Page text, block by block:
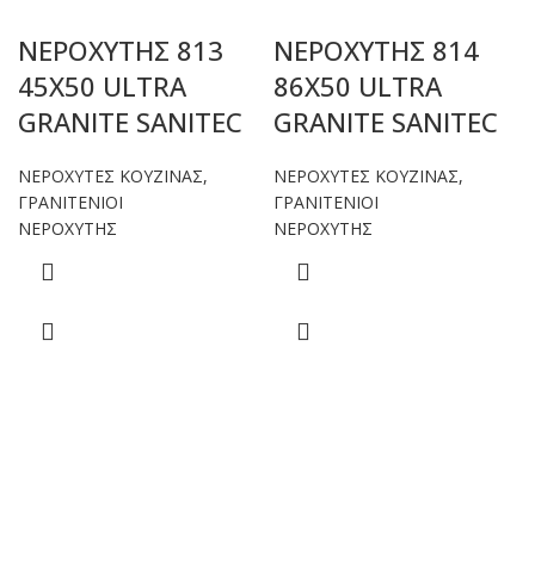
ΝΕΡΟΧΥΤΗΣ 813
45X50 ULTRA
GRANITE SANITEC
ΝΕΡΟΧΥΤΕΣ ΚΟΥΖΙΝΑΣ,
ΓΡΑΝΙΤΕΝΙΟΙ
ΝΕΡΟΧΥΤΗΣ
ΝΕΡΟΧΥΤΗΣ 814
86Χ50 ULTRA
GRANITE SANITEC
ΝΕΡΟΧΥΤΕΣ ΚΟΥΖΙΝΑΣ,
ΓΡΑΝΙΤΕΝΙΟΙ
ΝΕΡΟΧΥΤΗΣ